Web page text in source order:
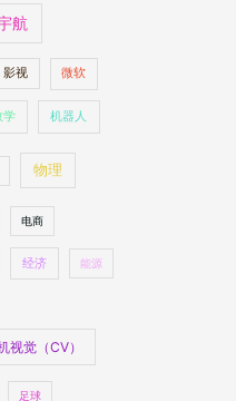
航
影视 微软
学 机器人
物理
电商
经济 能源
视觉（CV）
足球